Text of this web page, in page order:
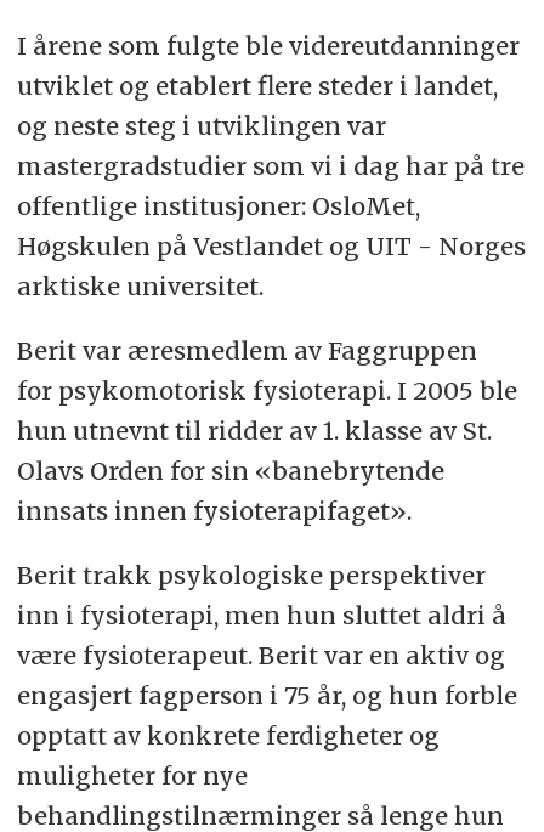
I årene som fulgte ble videreutdanninger
utviklet og etablert flere steder i landet,
og neste steg i utviklingen var
mastergradstudier som vi i dag har på tre
offentlige institusjoner: OsloMet,
Høgskulen på Vestlandet og UIT - Norges
arktiske universitet.
Berit var æresmedlem av Faggruppen
for psykomotorisk fysioterapi. I 2005 ble
hun utnevnt til ridder av 1. klasse av St.
Olavs Orden for sin «banebrytende
innsats innen fysioterapifaget».
Berit trakk psykologiske perspektiver
inn i fysioterapi, men hun sluttet aldri å
være fysioterapeut. Berit var en aktiv og
engasjert fagperson i 75 år, og hun forble
opptatt av konkrete ferdigheter og
muligheter for nye
behandlingstilnærminger så lenge hun